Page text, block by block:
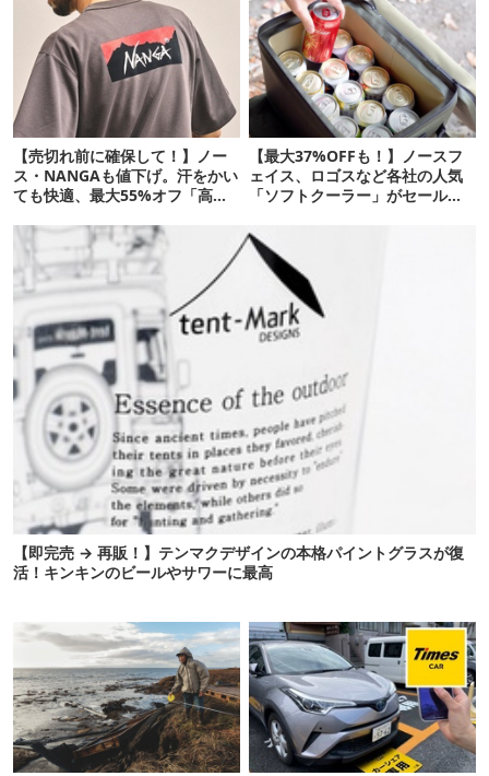
【売切れ前に確保して！】ノー
ス・NANGAも値下げ。汗をかい
ても快適、最大55%オフ「高機
【最大37%OFFも！】ノースフ
ェイス、ロゴスなど各社の人気
「ソフトクーラー」がセール
【即完売 → 再販！】テンマクデザインの本格パイントグラスが復
活！キンキンのビールやサワーに最高